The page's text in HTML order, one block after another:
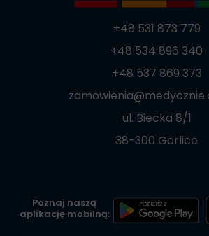
+48 531 873 779
+48 534 896 340
+48 537 869 373
ul. Biecka 8/1
38-300 Gorlice
Poznaj naszą
aplikację mobilną: